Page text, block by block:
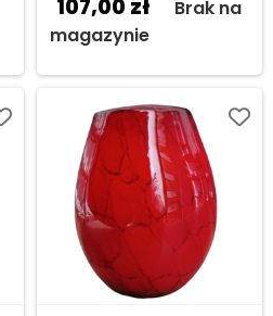
107,00 zł
Brak na
magazynie